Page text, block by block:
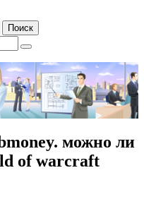
можно ли
of warcraft